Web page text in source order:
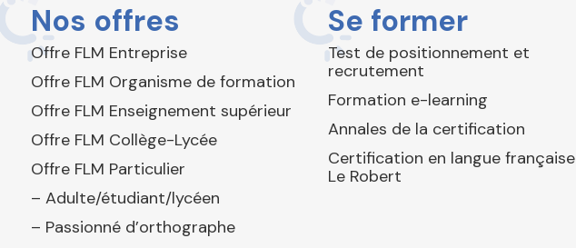
Nos offres
Offre FLM Entreprise
Offre FLM Organisme de formation
Offre FLM Enseignement supérieur
Offre FLM Collège-Lycée
Offre FLM Particulier
– Adulte/étudiant/lycéen
– Passionné d’orthographe
Se former
Test de positionnement et
recrutement
Formation e-learning
Annales de la certification
Certification en langue française
Le Robert